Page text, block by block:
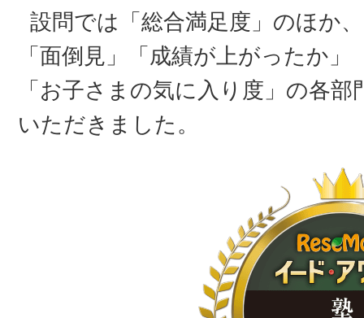
設問では「総合満足度」のほか
「面倒見」「成績が上がったか
「お子さまの気に入り度」の各
いただきました。